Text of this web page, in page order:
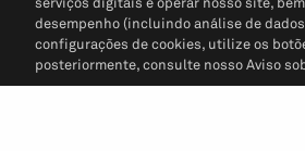
desempenho (incluindo análise de
configurações de cookies, utilize os
posteriormente, consulte nosso Aviso